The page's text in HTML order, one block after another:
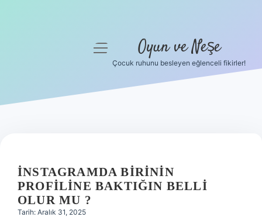
Hakkımızda
menüyü
Oyun ve Neşe
Çocuk ruhunu besleyen eğlenceli fikirler!
İNSTAGRAMDA BIRININ
PROFILINE BAKTIĞIN BELLI
OLUR MU ?
Tarih: Aralık 31, 2025